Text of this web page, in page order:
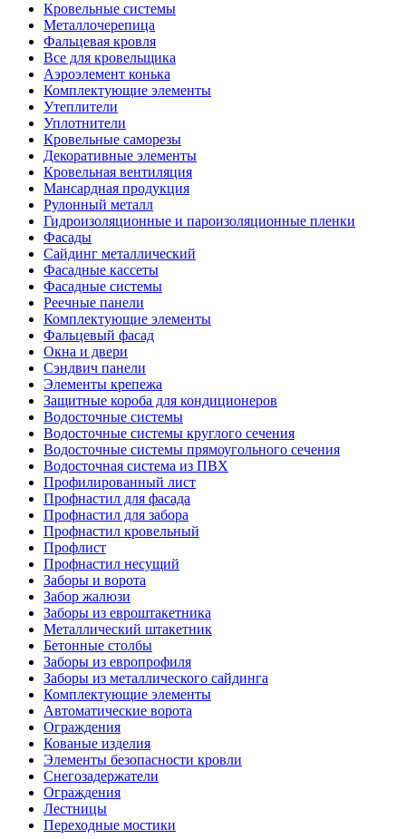
Кровельные системы
Металлочерепица
Фальцевая кровля
Все для кровельщика
Аэроэлемент конька
Комплектующие элементы
Утеплители
Уплотнители
Кровельные саморезы
Декоративные элементы
Кровельная вентиляция
Мансардная продукция
Рулонный металл
Гидроизоляционные и пароизоляционные пленки
Фасады
Сайдинг металлический
Фасадные кассеты
Фасадные системы
Реечные панели
Комплектующие элементы
Фальцевый фасад
Окна и двери
Сэндвич панели
Элементы крепежа
Защитные короба для кондиционеров
Водосточные системы
Водосточные системы круглого сечения
Водосточные системы прямоугольного сечения
Водосточная система из ПВХ
Профилированный лист
Профнастил для фасада
Профнастил для забора
Профнастил кровельный
Профлист
Профнастил несущий
Заборы и ворота
Забор жалюзи
Заборы из евроштакетника
Металлический штакетник
Бетонные столбы
Заборы из европрофиля
Заборы из металлического сайдинга
Комплектующие элементы
Автоматические ворота
Ограждения
Кованые изделия
Элементы безопасности кровли
Снегозадержатели
Ограждения
Лестницы
Переходные мостики